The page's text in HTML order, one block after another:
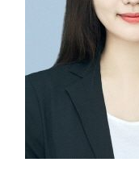
소통하기가 매우 어려워" 취
합의" 이란 외무부 대변인